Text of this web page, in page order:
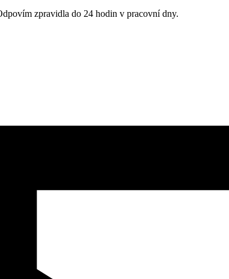
zpravidla do 24 hodin v pracovní dny.